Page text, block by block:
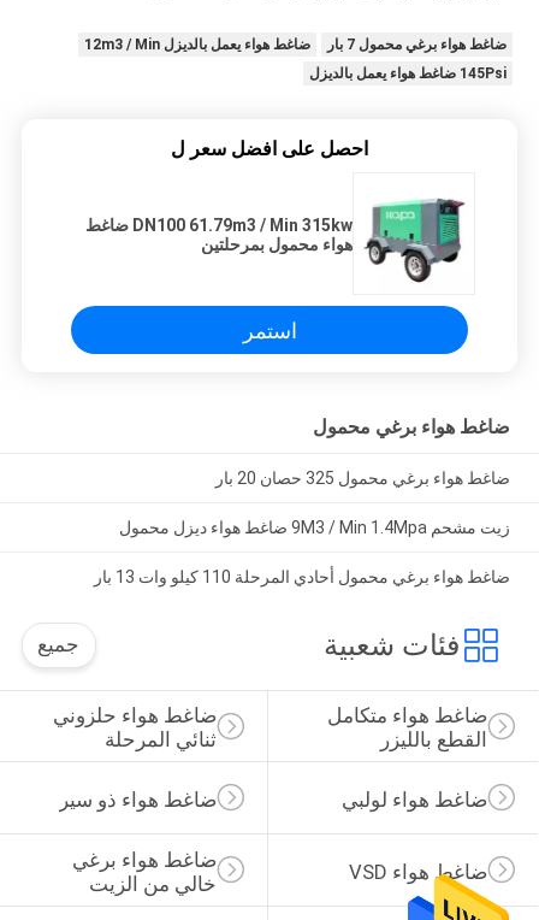
ضاغط هواء برغي محمول 7 بار
ضاغط هواء يعمل بالديزل 12m3 / Min
145Psi ضاغط هواء يعمل بالديزل
احصل على افضل سعر ل
DN100 61.79m3 / Min 315kw ضاغط
هواء محمول بمرحلتين
استمر
ضاغط هواء برغي محمول
ضاغط هواء برغي محمول 325 حصان 20 بار
زيت مشحم 9M3 / Min 1.4Mpa ضاغط هواء ديزل محمول
ضاغط هواء برغي محمول أحادي المرحلة 110 كيلو وات 13 بار
فئات شعبية جميع
ضاغط هواء حلزوني
ثنائي المرحلة
ضاغط هواء متكامل
القطع بالليزر
ضاغط هواء ذو ​​سير ضاغط هواء لولبي
ضاغط هواء برغي
خالي من الزيت
ضاغط هواء VSD